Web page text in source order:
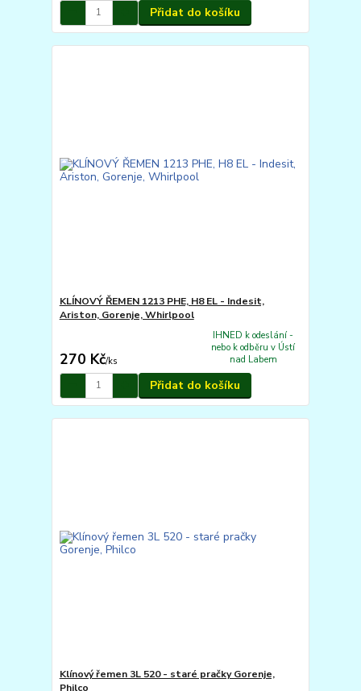
Přidat do košíku
KLÍNOVÝ ŘEMEN 1213 PHE, H8 EL - Indesit,
Ariston, Gorenje, Whirlpool
270 Kč/ks
IHNED k odeslání -
nebo k odběru v Ústí
nad Labem
Přidat do košíku
Klínový řemen 3L 520 - staré pračky Gorenje,
Philco